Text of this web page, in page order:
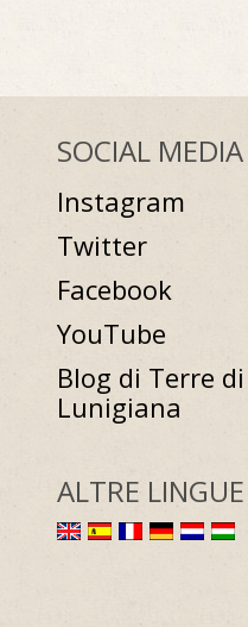
SOCIAL MEDIA
Instagram
Twitter
Facebook
YouTube
Blog di Terre di
Lunigiana
ALTRE LINGUE